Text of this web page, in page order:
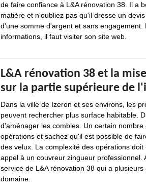
de faire confiance à L&A rénovation 38. Il a
matière et n'oubliez pas qu'il dresse un
d'une somme d'argent et sans engagement.
informations, il faut visiter son site web.
L&A rénovation 38 et la
sur la partie supérieure de
Dans la ville de Izeron et ses environs, les
peuvent rechercher plus surface habitable.
d'aménager les combles. Un certain
opérations et sachez qu'il est possible de
des velux. La complexité des opérations
appel à un couvreur zingueur professionnel.
service de L&A rénovation 38 qui a
domaine.